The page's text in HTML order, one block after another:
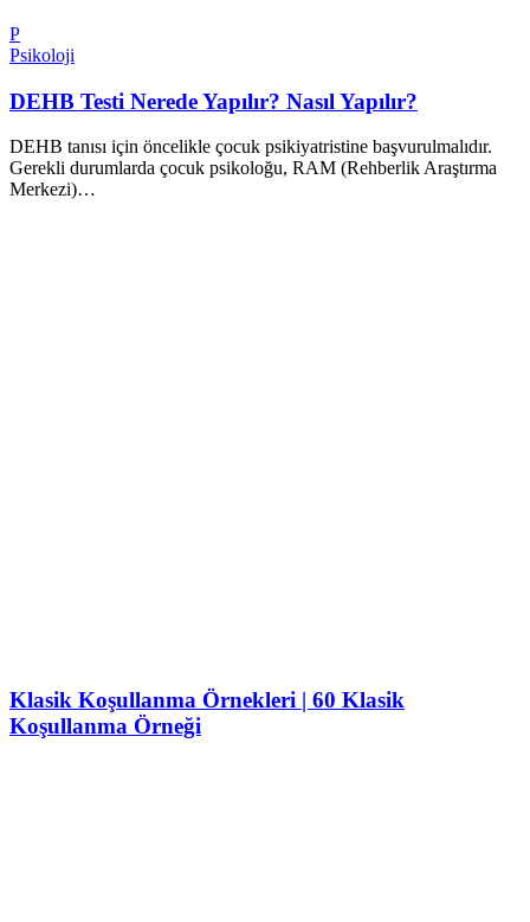
P
Psikoloji
DEHB Testi Nerede Yapılır? Nasıl Yapılır?
DEHB tanısı için öncelikle çocuk psikiyatristine başvurulmalıdır.
Gerekli durumlarda çocuk psikoloğu, RAM (Rehberlik Araştırma
Merkezi)…
Klasik Koşullanma Örnekleri | 60 Klasik
Koşullanma Örneği